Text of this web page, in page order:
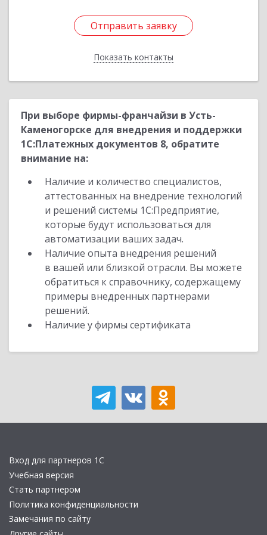
Отправить заявку
Показать контакты
Отправить заявку
Назад
При выборе фирмы-франчайзи в Усть-
Каменогорске для внедрения и поддержки
1С:Платежных документов 8, обратите
внимание на:
Наличие и количество специалистов,
аттестованных на внедрение технологий
и решений системы 1С:Предприятие,
которые будут использоваться для
автоматизации ваших задач.
Наличие опыта внедрения решений
в вашей или близкой отрасли. Вы можете
обратиться к справочнику, содержащему
примеры внедренных партнерами
решений.
Наличие у фирмы сертификата
Вход для партнеров 1С
Учебная версия
Стать партнером
Политика конфиденциальности
Замечания по сайту